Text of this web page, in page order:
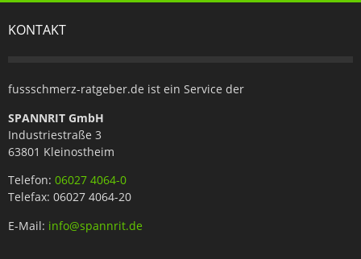
KONTAKT
fussschmerz-ratgeber.de ist ein Service der
SPANNRIT GmbH
Industriestraße 3
63801 Kleinostheim
Telefon: 06027 4064-0
Telefax: 06027 4064-20
E-Mail: info@spannrit.de